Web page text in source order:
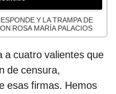
Y LA TRAMPA DE
ROSA MARÍA PALACIOS
a cuatro valientes que
de censura,
esas firmas. Hemos